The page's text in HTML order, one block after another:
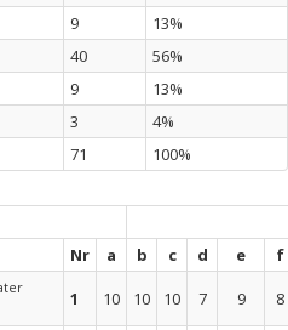
9
13%
40
56%
9
13%
3
4%
71 100%
Nr a b c d e
f
1 10 10 10 7 9
8